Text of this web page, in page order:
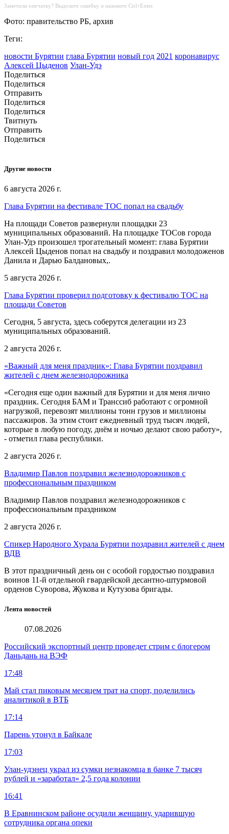
Заметили опечатку? Выделите ошибку и нажмите Ctrl+Enter.
Фото: правительство РБ, архив
Теги:
новости Бурятии глава Бурятии новый год 2021 коронавирус
Алексей Цыденов Улан-Удэ
Поделиться
Поделиться
Отправить
Поделиться
Поделиться
Твитнуть
Отправить
Поделиться
Другие новости
6 августа 2026 г.
Глава Бурятии на фестивале ТОС попал на свадьбу
На площади Советов развернули площадки 23
муниципальных образований. На площадке ТОСов города
Улан-Удэ произошел трогательный момент: глава Бурятии
Алексей Цыденов попал на свадьбу и поздравил молодоженов
Данила и Дарью Балдановых,.
5 августа 2026 г.
Глава Бурятии проверил подготовку к фестивалю ТОС на
площади Советов
Сегодня, 5 августа, здесь соберутся делегации из 23
муниципальных образований.
2 августа 2026 г.
«Важный для меня праздник»: Глава Бурятии поздравил
жителей с днем железнодорожника
«Сегодня еще один важный для Бурятии и для меня лично
праздник. Сегодня БАМ и Транссиб работают с огромной
нагрузкой, перевозят миллионы тонн грузов и миллионы
пассажиров. За этим стоит ежедневный труд тысяч людей,
которые в любую погоду, днём и ночью делают свою работу»,
- отметил глава республики.
2 августа 2026 г.
Владимир Павлов поздравил железнодорожников с
профессиональным праздником
Владимир Павлов поздравил железнодорожников с
профессиональным праздником
2 августа 2026 г.
Спикер Народного Хурала Бурятии поздравил жителей с днем
ВДВ
В этот праздничный день он с особой гордостью поздравил
воинов 11-й отдельной гвардейской десантно-штурмовой
орденов Суворова, Жукова и Кутузова бригады.
Лента новостей
07.08.2026
Российский экспортный центр проведет стрим с блогером
Даньдань на ВЭФ
17:48
Май стал пиковым месяцем трат на спорт, поделились
аналитикой в ВТБ
17:14
Парень утонул в Байкале
17:03
Улан-удэнец украл из сумки незнакомца в банке 7 тысяч
рублей и «заработал» 2,5 года колонии
16:41
В Еравнинском районе осудили женщину, ударившую
сотрудника органа опеки